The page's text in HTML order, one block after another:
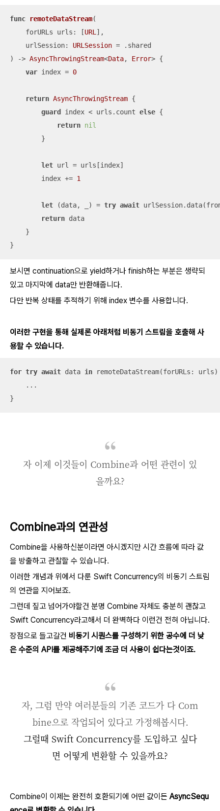
func remoteDataStream(
forURLs
urls : [URL ],
urlSession: URLSession = .shared
)
-> AsyncThrowingStream<Data, Error> {
var index = 0
return AsyncThrowingStream {
guard
index < urls.count else {
return nil
        }
let url = urls[index]
        index
+= 1
let (data, ) = try await
return data
    }
}
보시면 continuation으로 yield하거나 finish하는 부분은 생략되
있고 마지막에 data만 반환해줍니다.
다만 반복 상태를 추적하기 위해 index 변수를 사용합니다.
이러한 구현을 통해 실제론 아래처럼 비동기 스트림을 호출해 사
용할 수 있습니다.
for try await data in remoteDataStream(forURLs:
...
}
자 이제 이것들이 Combine과 어떤 관련이 있
을까요?
Combine과의 연관성
Combine을 사용하신분이라면 아시겠지만 시간 흐름에 따라 값
을 방출하고 관찰할 수 있습니다.
이러한 개념과 위에서 다룬 Swift Concurrency의 비동기 스트림
의 연관을 지어보죠.
그런데 짚고 넘어가야할건 분명 Combine 자체도 충분히 괜찮고
Swift Concurrency라고해서 더 완벽하다 이런건 전혀 아닙니다.
장점으로 들고갈건 비동기 시퀀스를 구성하기 위한 공수에 더 낮
은 수준의 API를 제공해주기에 조금 더 사용이 쉽다는것이죠.
자, 그럼 만약 여러분들의 기존 코드가 다 Com
bine으로 작업되어 있다고 가정해봅시다.
그럴때 Swift Concurrency를 도입하고 싶다
면 어떻게 변환할 수 있을까요?
Combine이 이제는 완전히 호환되기에 어떤 값이든 AsyncSequ